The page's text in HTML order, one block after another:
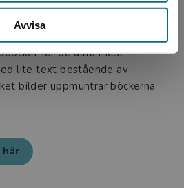
Avvisa
för de allra mest
lite text bestående av
bilder uppmuntrar böckerna
här